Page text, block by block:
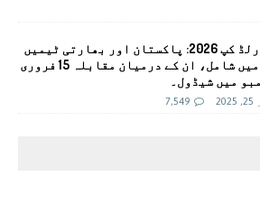
ٹی 20 ورلڈ کپ 2026: پاکستان اور بھارتی ٹیمیں
ایک ہی میں شامل، ان کے درمیان مقابلہ 15 فروری
میں شیڈول۔
7,549